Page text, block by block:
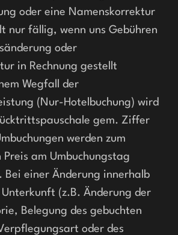
oder eine Namenskorrektur
nur fällig, wenn uns Gebühren
oder
in Rechnung gestellt
Wegfall der
(Nur-Hotelbuchung) wird
gem. Ziffer
werden zum
am Umbuchungstag
Bei einer Änderung innerhalb
(z.B. Änderung der
Belegung des gebuchten
oder des